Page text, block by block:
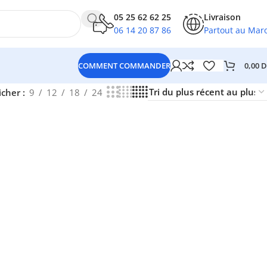
05 25 62 62 25
06 14 20 87 86
Livraison
Partout au
COMMENT COMMANDER 0,00
9 12 18 24